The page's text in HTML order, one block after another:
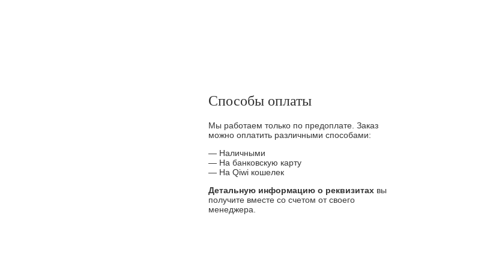
Способы оплаты
Мы работаем только по предоплате. Заказ
можно оплатить различными способами:
— Наличными
— На банковскую карту
— На Qiwi кошелек
Детальную информацию о реквизитахвы
получите вместе со счетом от своего
менеджера.